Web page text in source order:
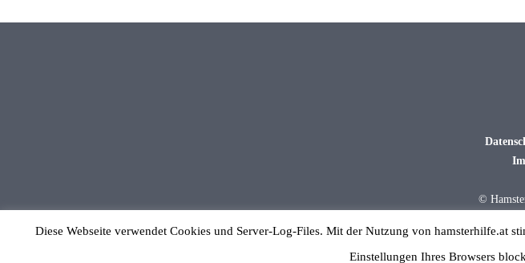
©
Diese Webseite verwendet Cookies und Server-Log-Files. Mit der Nutzung von hamsterhilfe.at
Einstellungen Ihres Browsers